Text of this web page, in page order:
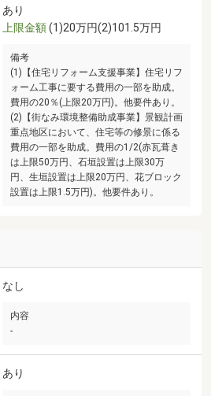
あり
上限金額(1)20万円(2)101.5万円
備考
(1)【住宅リフォーム支援事業】住宅リフ
ォーム工事に要する費用の一部を助成。
費用の20％(上限20万円)。他要件あり。
(2)【街なみ環境整備助成事業】景観計画
重点地区において、住宅等の修景に係る
費用の一部を助成。費用の1/2(赤瓦葺き
は上限50万円、石垣設置は上限30万
円、生垣設置は上限20万円、花ブロック
設置は上限1.5万円)。他要件あり。
なし
内容
-
あり